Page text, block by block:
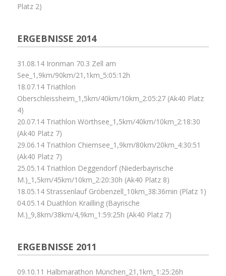
Platz 2)
ERGEBNISSE 2014
31.08.14 Ironman 70.3 Zell am
See_1,9km/90km/21,1km_5:05:12h
18.07.14 Triathlon
Oberschleissheim_1,5km/40km/10km_2:05:27 (Ak40 Platz
4)
20.07.14 Triathlon Wörthsee_1,5km/40km/10km_2:18:30
(Ak40 Platz 7)
29.06.14 Triathlon Chiemsee_1,9km/80km/20km_4:30:51
(Ak40 Platz 7)
25.05.14 Triathlon Deggendorf (Niederbayrische
M.)_1,5km/45km/10km_2:20:30h (Ak40 Platz 8)
18.05.14 Strassenlauf Gröbenzell_10km_38:36min (Platz 1)
04.05.14 Duathlon Krailling (Bayrische
M.)_9,8km/38km/4,9km_1:59:25h (Ak40 Platz 7)
ERGEBNISSE 2011
09.10.11 Halbmarathon München_21,1km_1:25:26h